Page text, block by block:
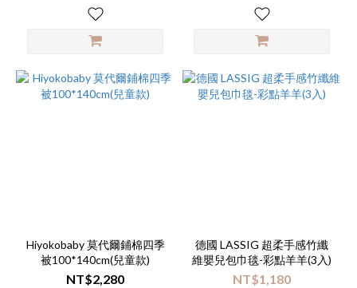
Hiyokobaby 莫代爾鋪棉四季
被100*140cm(兒童款)
NT$2,280
德國 LASSIG 超柔手感竹纖
維嬰兒包巾毯-彩點羊羊(3入)
NT$1,180